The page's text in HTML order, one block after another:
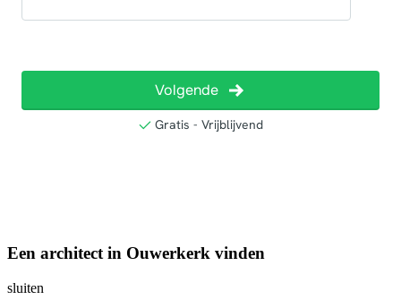
Een architect in Ouwerkerk vinden
sluiten